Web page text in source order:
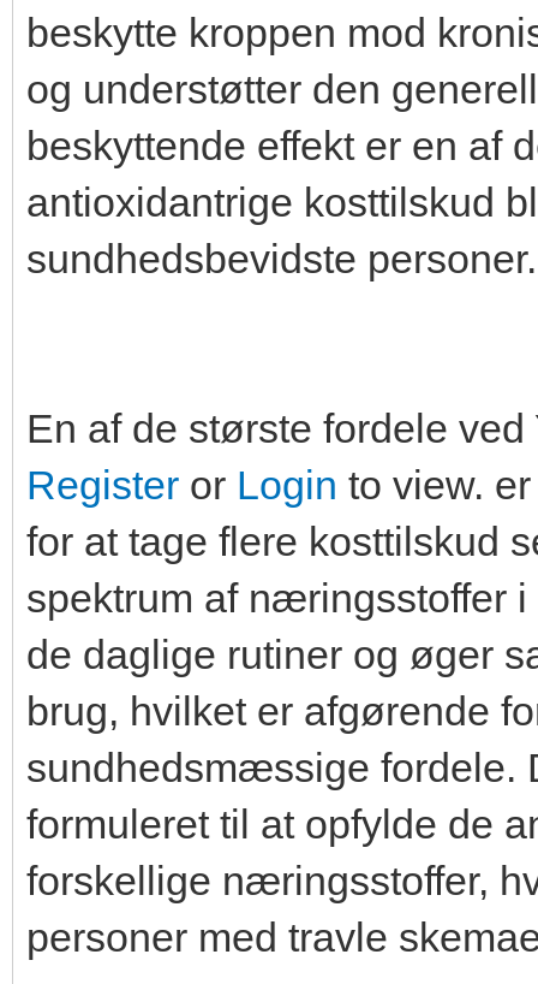
beskytte kroppen mod
og understøtter den
beskyttende effekt er en af
antioxidantrige kosttilskud
sundhedsbevidste personer.
En af de største fordele
Register or Login to view.
for at tage flere kosttilskud
spektrum af næringsstoffer
de daglige rutiner og øger
brug, hvilket er afgørende
sundhedsmæssige fordele.
formuleret til at opfylde de
forskellige næringsstoffer,
personer med travle